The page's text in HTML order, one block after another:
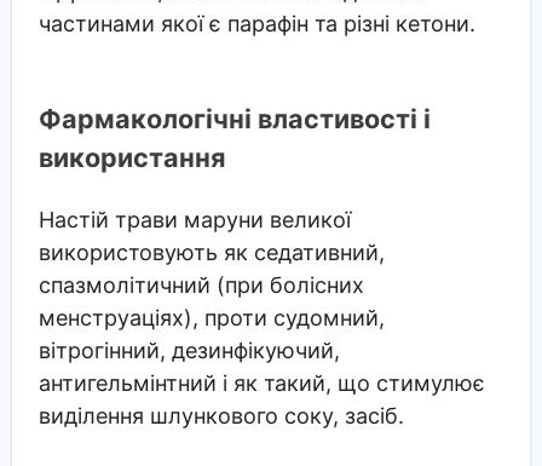
частинами якої є парафін та різні кетони.
Фармакологічні властивості і
використання
Настій трави маруни великої
використовують як седативний,
спазмолітичний (при болісних
менструаціях), проти судомний,
вітрогінний, дезинфікуючий,
антигельмінтний і як такий, що стимулює
виділення шлункового соку, засіб.